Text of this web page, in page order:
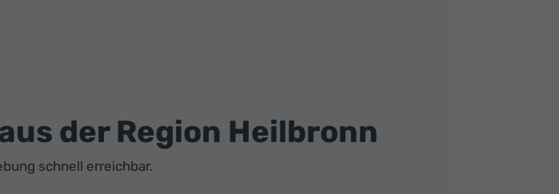
der Region Heilbronn
schnell erreichbar.